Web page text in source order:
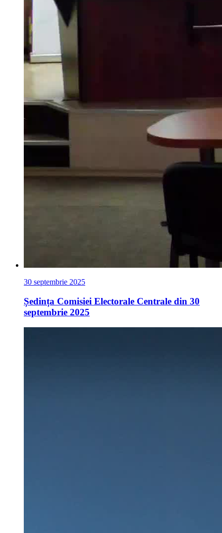
30 septembrie 2025
Ședința Comisiei Electorale Centrale din 30
septembrie 2025